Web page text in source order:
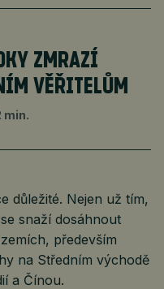
ZMRAZÍ
VĚŘITELŮM
min.
důležité. Nejen už tím,
snaží dosáhnout
především
na Středním východě
a Čínou.